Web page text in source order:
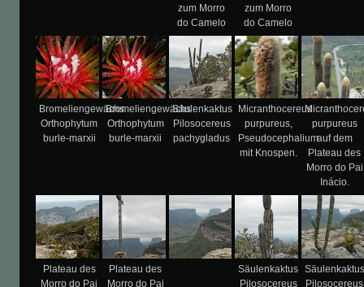
zum Morro
do Camelo
zum Morro
do Camelo
Bromeliengewächs
Orthophytum
burle-marxii
Bromeliengewächs
Orthophytum
burle-marxii
Säulenkaktus
Pilosocereus
pachygladus
Micranthocereus
purpureus,
Pseudocephalium
mit Knospen.
purpureus
auf dem
Plateau des
Morro do Pai
Inácio.
Plateau des
Morro do Pai
Plateau des
Morro do Pai
Säulenkaktus
Pilosocereus
Säulenkaktus
Pilosocereus